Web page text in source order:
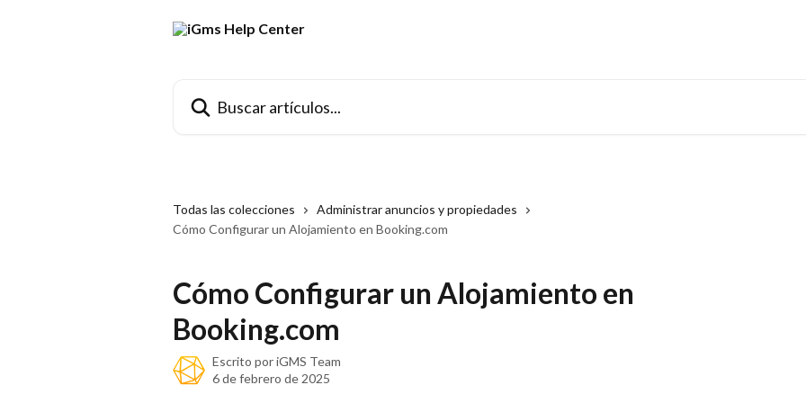
Todas las colecciones
Administrar anuncios y propiedades
Cómo Configurar un Alojamiento en Booking.com
Cómo Configurar un Alojamiento en
Booking.com
Escrito poriGMS Team
6 de febrero de 2025